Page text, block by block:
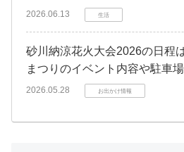
2026.06.13 生活
砂川納涼花火大会2026の日程
まつりのイベント内容や駐車
2026.05.28 お出かけ情報